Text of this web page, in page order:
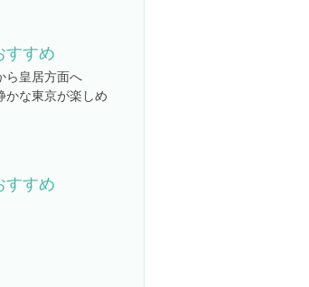
すすめ
ら皇居方面へ
かな東京が楽しめ
すすめ